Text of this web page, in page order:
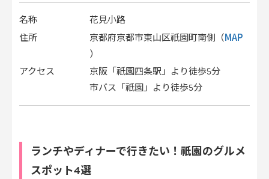
名称
花見小路
住所
京都府京都市東山区祇園町南側（MAP
）
アクセス
京阪「祇園四条駅」より徒歩5分
市バス「祇園」より徒歩5分
ランチやディナーで行きたい！祇園のグルメ
スポット4選